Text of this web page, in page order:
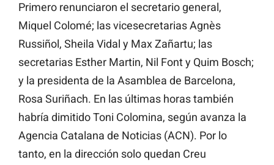
Primero renunciaron el secretario general,
Miquel Colomé; las vicesecretarias Agnès
Russiñol, Sheila Vidal y Max Zañartu; las
secretarias Esther Martin, Nil Font y Quim Bosch;
y la presidenta de la Asamblea de Barcelona,
Rosa Suriñach. En las últimas horas también
habría dimitido Toni Colomina, según avanza la
Agencia Catalana de Noticias (ACN). Por lo
tanto, en la dirección solo quedan Creu